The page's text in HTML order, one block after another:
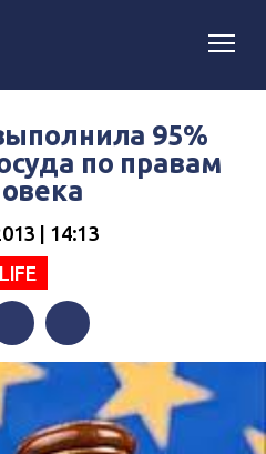
95%
по правам
| 14:13
LIFE
Telegram